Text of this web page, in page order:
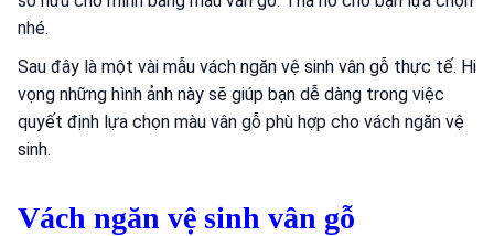
nhé.
Sau đây là một vài mẫu vách ngăn vệ sinh vân gỗ thực tế. Hi
vọng những hình ảnh này sẽ giúp bạn dễ dàng trong việc
quyết định lựa chọn màu vân gỗ phù hợp cho vách ngăn vệ
sinh.
Vách ngăn vệ sinh vân gỗ